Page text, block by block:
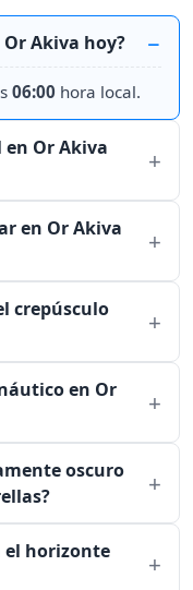
Akiva hoy?
06:00 hora local.
en Or Akiva
en Or Akiva
crepúsculo
en Or
oscuro
el horizonte